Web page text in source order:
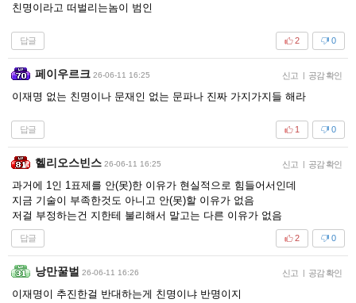
친명이라고 떠벌리는놈이 범인
답글 0
2
페이우르크 26-06-11 16:25 신고 | 공감 확인
이재명 없는 친명이나 문재인 없는 문파나 진짜 가지가지들 해라
답글 0
1
헬리오스빈스 26-06-11 16:25 신고 | 공감 확인
과거에 1인 1표제를 안(못)한 이유가 현실적으로 힘들어서인데
지금 기술이 부족한것도 아니고 안(못)할 이유가 없음
저걸 부정하는건 지한테 불리해서 말고는 다른 이유가 없음
답글 0
2
낭만꿀벌 26-06-11 16:26 신고 | 공감 확인
이재명이 추진한걸 반대하는게 친명이냐 반명이지